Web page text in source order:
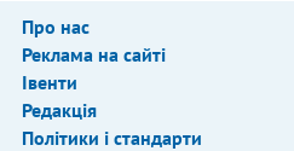
Про нас
Реклама на сайті
Івенти
Редакція
Політики і стандарти